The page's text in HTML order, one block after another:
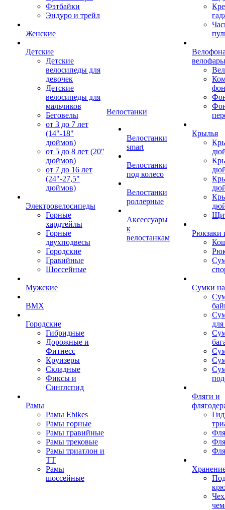
Фэтбайки
Эндуро и трейл
Женские
Детские
Детские
велосипеды для
девочек
Детские
велосипеды для
мальчиков
Беговелы
от 3 до 7 лет
(14"-18"
дюймов)
от 5 до 8 лет (20"
дюймов)
от 7 до 16 лет
(24"-27,5"
дюймов)
Электровелосипеды
Горные
хардтейлы
Горные
двухподвесы
Городские
Гравийные
Шоссейные
Мужские
BMX
Городские
Гибридные
Дорожные и
Фитнесс
Круизеры
Складные
Фиксы и
Синглспид
Рамы
Рамы Ebikes
Рамы горные
Рамы гравийные
Рамы трековые
Рамы триатлон и
ТТ
Рамы
шоссейные
Велостанки
Велостанки
smart
Велостанки
под колесо
Велостанки
роллерные
Аксессуары
к
велостанкам
велофары
Крылья
Рюкзаки
Сумки
Фляги и